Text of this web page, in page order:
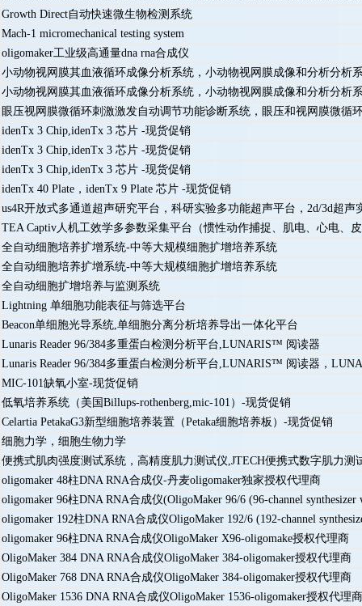
Growth Direct自动快速微生物检测系统
Mach-1 micromechanical testing system
oligomaker工业级高通量dna rna合成仪
小动物视网膜其血液循环成像分析系统，小动物视网膜成像和分析分
小动物视网膜其血液循环成像分析系统，小动物视网膜成像和分析分
眼压视网膜微循环刺激激发自动调节功能诊断系统，眼压和视网膜微循
idenTx 3 Chip,idenTx 3 芯片 -现货促销
idenTx 3 Chip,idenTx 3 芯片 -现货促销
idenTx 3 Chip,idenTx 3 芯片 -现货促销
idenTx 40 Plate，idenTx 9 Plate 芯片 -现货促销
us4R开放式多通道超声研究平台，科研实验多功能超声平台，2d/3d超声
TEA Captiv人机工效学多参数采集平台（惯性动作捕捉、肌电、心电、
全自动细胞培养扩增系统-中等大规模细胞扩增培养系统
全自动细胞培养扩增系统-中等大规模细胞扩增培养系统
全自动细胞扩增培养与监测系统
Lightning 单细胞功能表征与筛选平台
Beacon单细胞光导系统,单细胞分离分析培养导出一体化平台
Lunaris Reader 96/384多重蛋白检测分析平台,LUNARIS™ 阅读器
Lunaris Reader 96/384多重蛋白检测分析平台,LUNARIS™ 阅读器，
MIC-101缺氧小室-现货促销
低氧培养系统（美国Billups-rothenberg,mic-101）-现货促销
Celartia PetakaG3新型细胞培养装置（Petaka细胞培养板）-现货促销
细胞力学，细胞生物力学
便携式肌肉强度测试系统，高精度肌力测试仪,JTECH便携式数字肌力测
oligomaker 48柱DNA RNA合成仪-丹麦oligomaker独家授权代理商
oligomaker 96柱DNA RNA合成仪(OligoMaker 96/6 (96-channel
oligomaker 192柱DNA RNA合成仪OligoMaker 192/6 (192-channel
oligomaker 96柱DNA RNA合成仪OligoMaker X96-oligomake授权代理商
OligoMaker 384 DNA RNA合成仪OligoMaker 384-oligomaker授权代理商
OligoMaker 768 DNA RNA合成仪OligoMaker 384-oligomaker授权代理商
OligoMaker 1536 DNA RNA合成仪OligoMaker 1536-oligomaker授权代理商